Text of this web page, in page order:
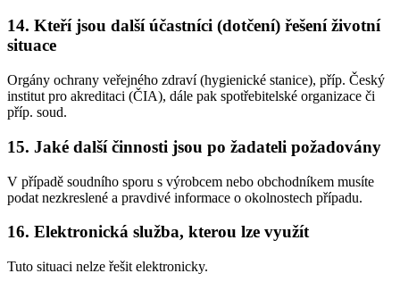
14. Kteří jsou další účastníci (dotčení) řešení životní
situace
Orgány ochrany veřejného zdraví (hygienické stanice), příp. Český
institut pro akreditaci (ČIA), dále pak spotřebitelské organizace či
příp. soud.
15. Jaké další činnosti jsou po žadateli požadovány
V případě soudního sporu s výrobcem nebo obchodníkem musíte
podat nezkreslené a pravdivé informace o okolnostech případu.
16. Elektronická služba, kterou lze využít
Tuto situaci nelze řešit elektronicky.